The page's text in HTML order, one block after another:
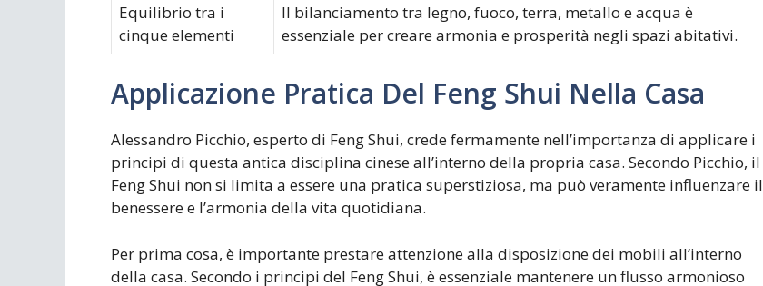
Equilibrio tra i
cinque elementi
Il bilanciamento tra legno, fuoco, terra, metallo e acqua è
essenziale per creare armonia e prosperità negli spazi abitativi.
Applicazione Pratica Del Feng Shui Nella Casa
Alessandro Picchio, esperto di Feng Shui, crede fermamente nell’importanza di applicare i
principi di questa antica disciplina cinese all’interno della propria casa. Secondo Picchio, il
Feng Shui non si limita a essere una pratica superstiziosa, ma può veramente influenzare il
benessere e l’armonia della vita quotidiana.
Per prima cosa, è importante prestare attenzione alla disposizione dei mobili all’interno
della casa. Secondo i principi del Feng Shui, è essenziale mantenere un flusso armonioso